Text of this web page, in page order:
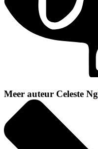
Meer auteur Celeste Ng